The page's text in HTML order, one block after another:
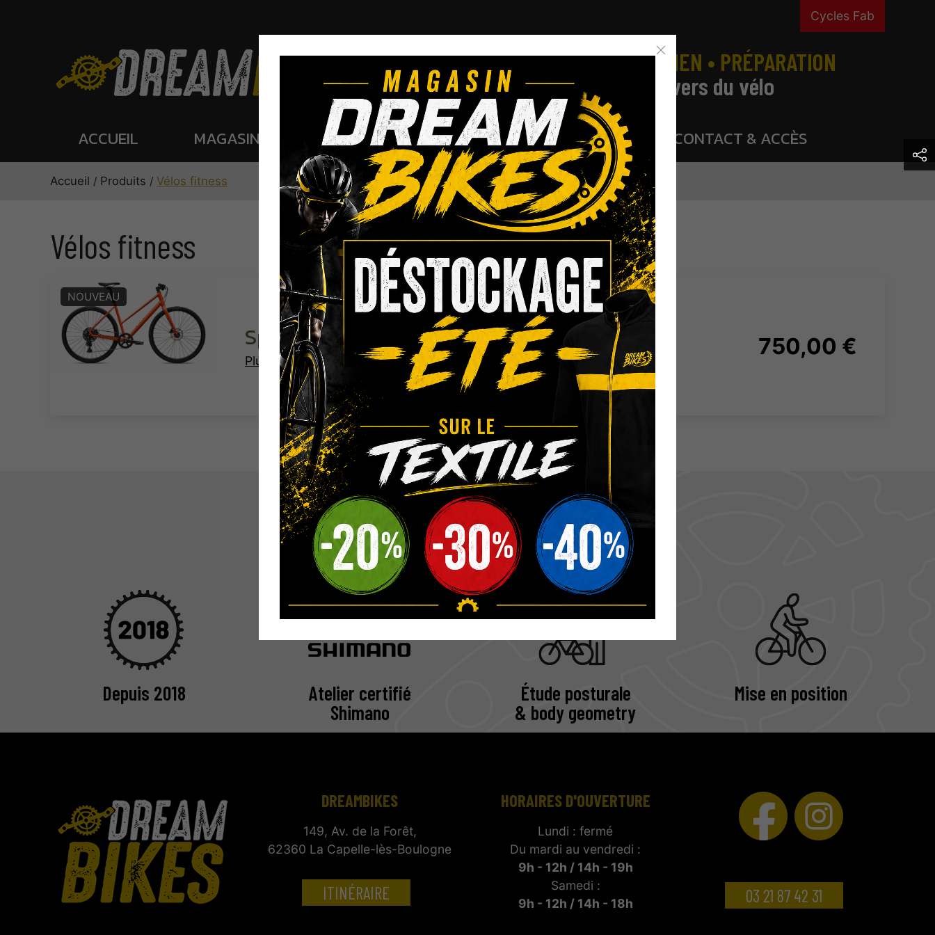
Cycles Fab
VENTE • ENTRETIEN • PRÉPARATION
Tout l'univers du vélo
ACCUEIL MAGASIN PRODUITS OFFRES ACTUS CONTACT & ACCÈS
Accueil Produits Vélos fitness
Vélos fitness
NOUVEAU
Specialized Sirrus X 2.0 Étape 2027
Plus de détail
750,00 €
Les + Dreambikes
Depuis 2018
Atelier certifié
Shimano
Étude posturale
& body geometry
Mise en position
DREAMBIKES
149, Av. de la Forêt,
62360 La Capelle-lès-Boulogne
ITINÉRAIRE
HORAIRES D'OUVERTURE
Lundi : fermé
Du mardi au vendredi :
9h - 12h / 14h - 19h
Samedi :
9h - 12h / 14h - 18h
03 21 87 42 31